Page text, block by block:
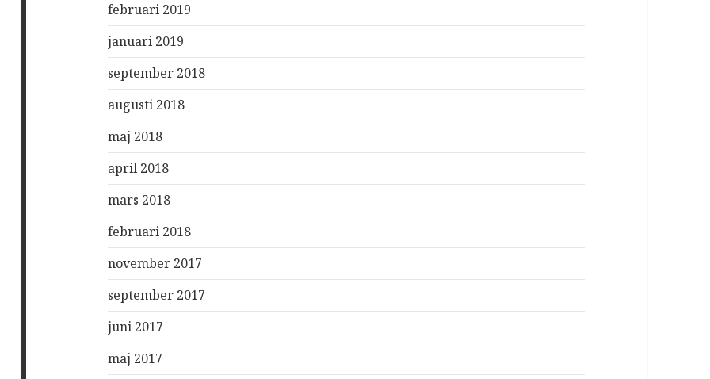
februari 2019
januari 2019
september 2018
augusti 2018
maj 2018
april 2018
mars 2018
februari 2018
november 2017
september 2017
juni 2017
maj 2017